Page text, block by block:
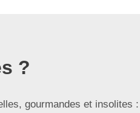
?
gourmandes et